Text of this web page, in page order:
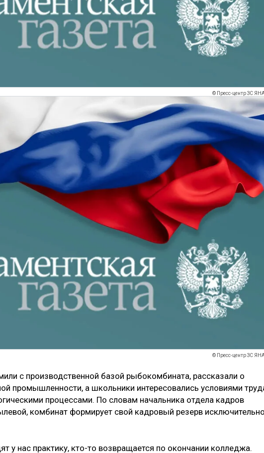
© Пресс-центр ЗС
© Пресс-центр ЗС
с производственной базой рыбокомбината, рассказали о
промышленности, а школьники интересовались условиями
процессами. По словам начальника отдела кадров
комбинат формирует свой кадровый резерв
у нас практику, кто-то возвращается по окончании колледжа.